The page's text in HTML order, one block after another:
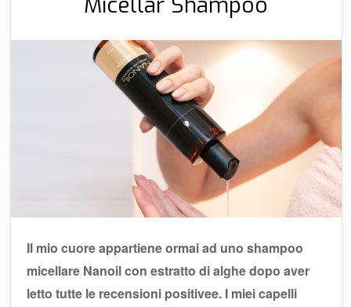
Il mio cuore appartiene ormai ad uno shampoo
micellare Nanoil con estratto di alghe dopo aver
letto tutte le recensioni positivee. I miei capelli